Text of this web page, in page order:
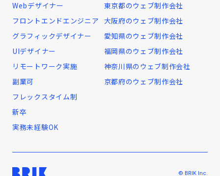
Webデザイナー
フロントエンドエンジニア
グラフィックデザイナー
UIデザイナー
リモートワーク実施
副業可
フレックスタイム制
新卒
実務未経験OK
東京都のウェブ制作会社
大阪府のウェブ制作会社
愛知県のウェブ制作会社
福岡県のウェブ制作会社
神奈川県のウェブ制作会社
京都府のウェブ制作会社
© BRIK Inc.